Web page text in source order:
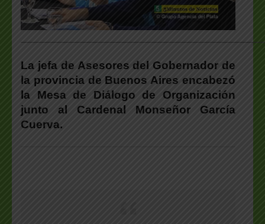
La jefa de Asesores del Gobernador de
la provincia de Buenos Aires encabezó
la Mesa de Diálogo de Organización
junto al Cardenal Monseñor García
Cuerva.